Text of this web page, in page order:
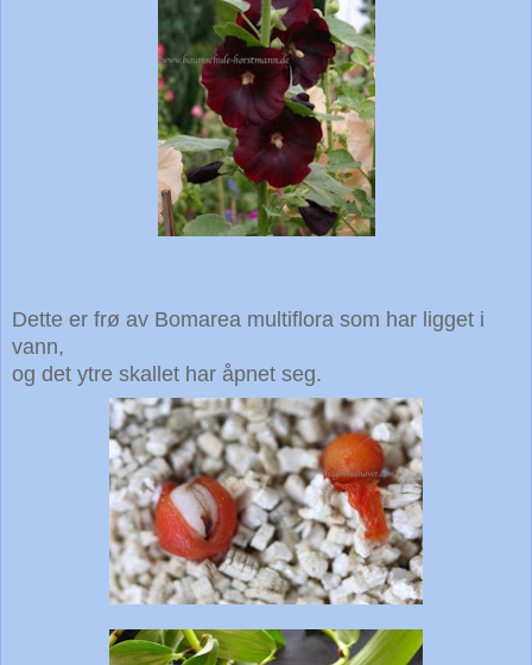
Dette er frø av Bomarea multiflora som har ligget i
vann,
og det ytre skallet har åpnet seg.